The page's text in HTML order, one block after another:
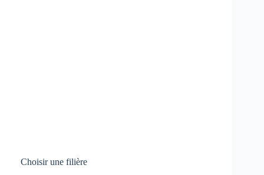
Choisir une filière